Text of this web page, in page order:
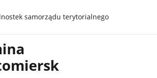
samorządu terytorialnego